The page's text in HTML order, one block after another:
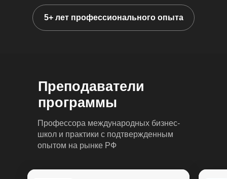
5+ лет профессионального опыта
Преподаватели
программы
Профессора международных бизнес-
школ и практики с подтвержденным
опытом на рынке РФ